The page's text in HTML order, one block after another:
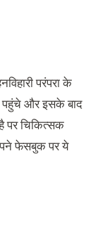
परंपरा के
पहुंचे और इसके बाद
पर चिकित्सक
फेसबुक पर ये